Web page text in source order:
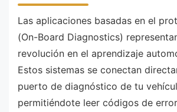
Las aplicaciones basadas en el
(On-Board Diagnostics)
revolución en el aprendizaje
Estos sistemas se conectan
puerto de diagnóstico de tu
permitiéndote leer códigos de